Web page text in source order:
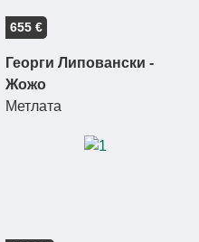
655 €
Георги Липовански -
Жожо
Метлата